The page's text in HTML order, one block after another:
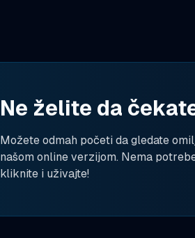
Ne želite da
Možete odmah početi da gledate
našom online verzijom. Nema
kliknite i uživajte!